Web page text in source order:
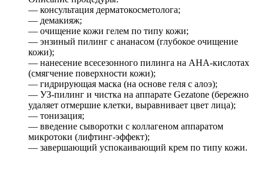
— консультация дерматокосметолога;
— демакияж;
— очищение кожи гелем по типу кожи;
— энзиный пилинг с ананасом (глубокое очищение
кожи);
— нанесение всесезонного пилинга на АНА-кислотах
(смягчение поверхности кожи);
— гидрирующая маска (на основе геля с алоэ);
— УЗ-пилинг и чистка на аппарате Gezatone (бережно
удаляет отмершие клетки, выравнивает цвет лица);
— тонизация;
— введение сыворотки с коллагеном аппаратом
микротоки (лифтинг-эффект);
— завершающий успокаивающий крем по типу кожи.